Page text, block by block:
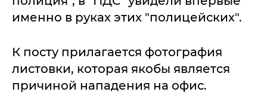
именно в руках этих "полицейских".
К посту прилагается фотография
листовки, которая якобы является
причиной нападения на офис.